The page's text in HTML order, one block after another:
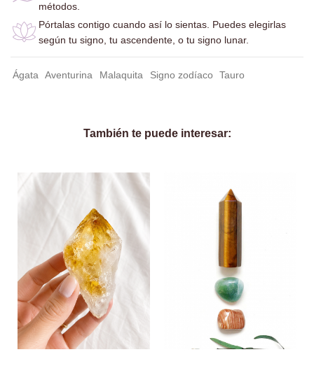
métodos.
Pórtalas contigo cuando así lo sientas. Puedes elegirlas
según tu signo, tu ascendente, o tu signo lunar.
Ágata Aventurina Malaquita Signo zodíaco Tauro
También te puede interesar: